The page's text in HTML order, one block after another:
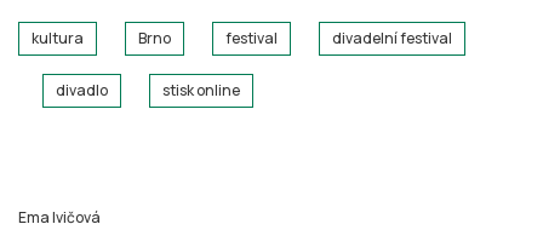
kultura Brno festival divadelní festival
divadlo stisk online
Ema Ivičová